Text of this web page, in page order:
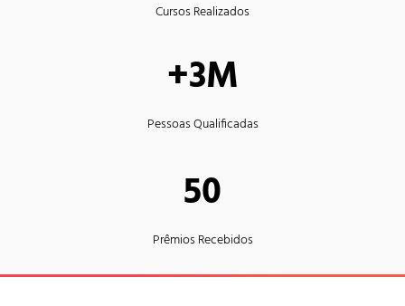
Cursos Realizados
+3M
Pessoas Qualificadas
50
Prêmios Recebidos